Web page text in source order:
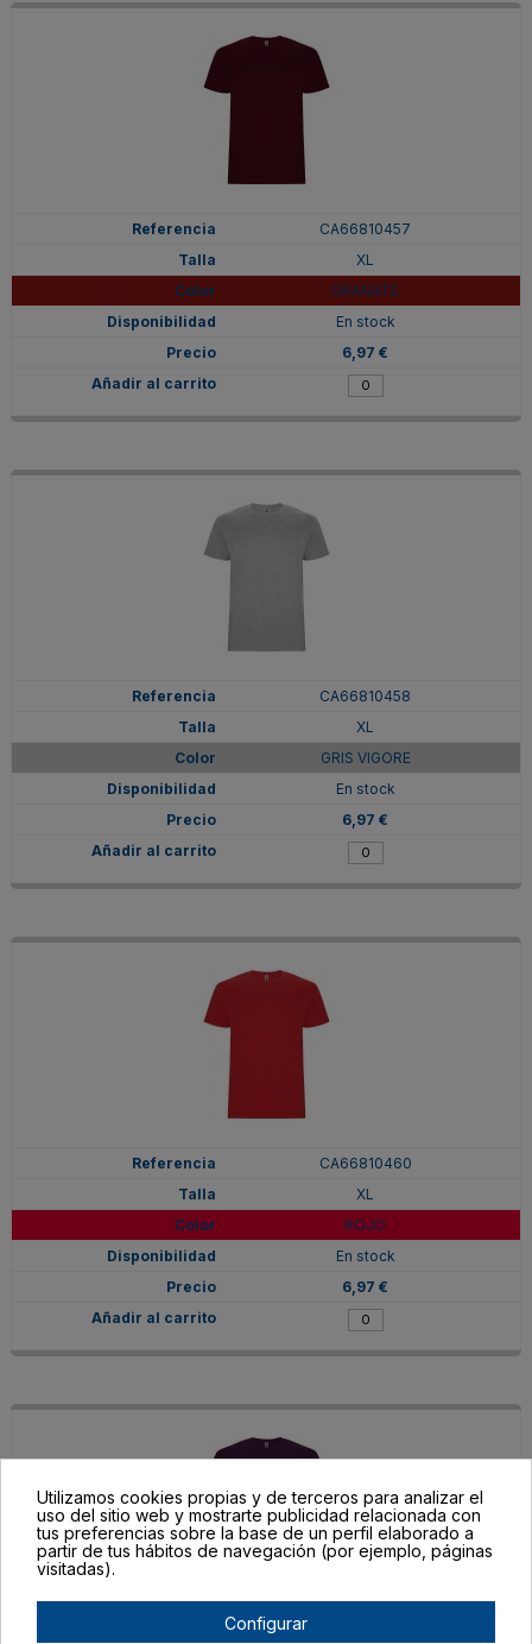
CA66810457
XL
GRANATE
En stock
6,97 €
CA66810458
XL
GRIS VIGORE
En stock
6,97 €
CA66810460
XL
ROJO
En stock
6,97 €
Utilizamos cookies propias y de terceros para analizar el
uso del sitio web y mostrarte publicidad relacionada con
tus preferencias sobre la base de un perfil elaborado a
partir de tus hábitos de navegación (por ejemplo, páginas
visitadas).
Configurar